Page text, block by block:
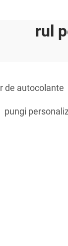
rul
de autocolante
pungi